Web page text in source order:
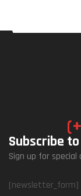
Subscribe
Sign up for
[newsletter_form]